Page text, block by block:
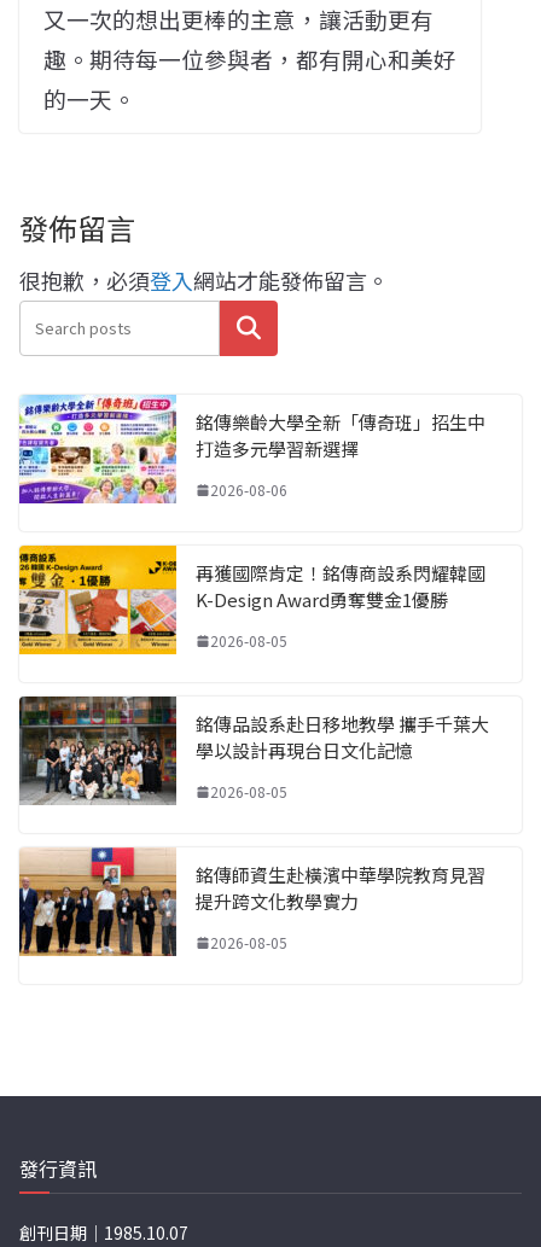
又一次的想出更棒的主意，讓活動更有
趣。期待每一位參與者，都有開心和美好
的一天。
發佈留言
很抱歉，必須登入網站才能發佈留言。
搜尋
銘傳樂齡大學全新「傳奇班」招生中
打造多元學習新選擇
2026-08-06
再獲國際肯定！銘傳商設系閃耀韓國
K-Design Award勇奪雙金1優勝
2026-08-05
銘傳品設系赴日移地教學 攜手千葉大
學以設計再現台日文化記憶
2026-08-05
銘傳師資生赴橫濱中華學院教育見習
提升跨文化教學實力
2026-08-05
發行資訊
創刊日期｜1985.10.07